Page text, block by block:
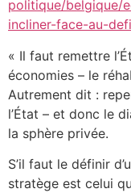
politique/belgique/
incliner-face-au-
« Il faut remettre
économies – le
Autrement dit :
l’État – et donc le
la sphère privée.
S’il faut le définir
stratège est celui